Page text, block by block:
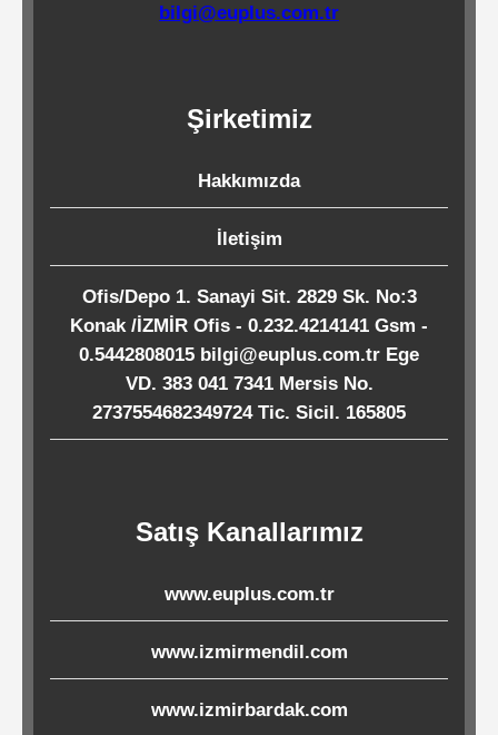
Endüstriyel
Temizlik
Köpük
Kaseler
Tabaklar
Ürünleri
Melamin
bilgi@euplus.com.tr
Şirketimiz
Hakkımızda
İletişim
Ofis/Depo 1. Sanayi Sit. 2829 Sk. No:3
Konak /İZMİR Ofis - 0.232.4214141 Gsm -
0.5442808015 bilgi@euplus.com.tr Ege
VD. 383 041 7341 Mersis No.
2737554682349724 Tic. Sicil. 165805
Satış Kanallarımız
www.euplus.com.tr
www.izmirmendil.com
www.izmirbardak.com